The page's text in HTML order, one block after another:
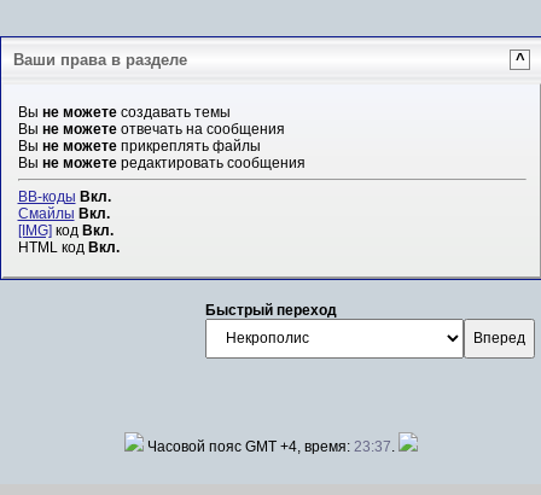
Ваши права в разделе ^
Вы не можетесоздавать темы
Вы не можетеотвечать на сообщения
Вы не можетеприкреплять файлы
Вы не можетередактировать сообщения
BB-коды Вкл.
Смайлы Вкл.
[IMG] код Вкл.
HTML код Вкл.
Быстрый переход
Часовой пояс GMT +4, время: 23:37.